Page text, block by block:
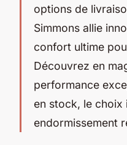
options de
Simmons allie
confort ultime
Découvrez en
performance
en stock, le choix
endormissement